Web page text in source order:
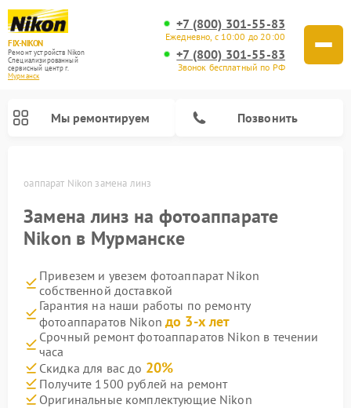
FIX-NIKON
Ремонт устройств Nikon
Специализированный
cервисный центр г.
Мурманск
+7 (800) 301-55-83
Ежедневно, с 10:00 до 20:00
+7 (800) 301-55-83
Звонок бесплатный по РФ
Мы ремонтируем Позвонить
Фотоаппарат Nikon замена линз
Замена линз на фотоаппарате
Nikon в Мурманске
Привезем и увезем фотоаппарат Nikon
собственной доставкой
Гарантия на наши работы по ремонту
фотоаппаратов Nikonдо 3-х лет
Срочный ремонт фотоаппаратов Nikon в течении
часа
Скидка для вас до 20%
Получите 1500 рублей на ремонт
Оригинальные комплектующие Nikon